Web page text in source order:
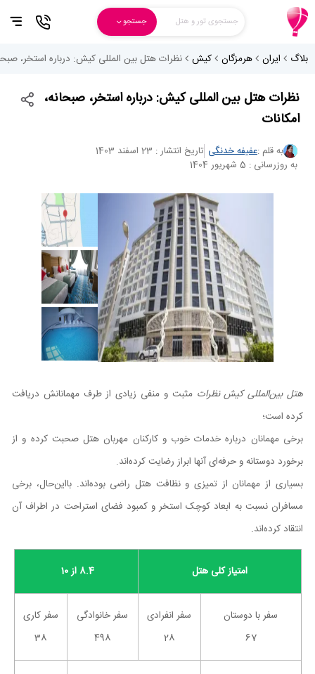
جستجوی تور و هتل جستجو
بلاگ ایران هرمزگان کیش نظرات هتل بین المللی کیش: درباره استخر،
نظرات هتل بین المللی کیش: درباره استخر، صبحانه،
امکانات
به قلم :عفیفه خدنگی تاریخ انتشار : 23 اسفند 1403
به روزرسانی : 5 شهریور 1404
هتل بین‌المللی کیش نظرات مثبت و منفی زیادی از طرف مهمانانش دریافت
کرده است؛
برخی مهمانان درباره خدمات خوب و کارکنان مهربان هتل صحبت کرده‌ و از
برخورد دوستانه و حرفه‌ای آنها ابراز رضایت کرده‌اند.
بسیاری از مهمانان از تمیزی و نظافت هتل راضی بوده‌اند. بااین‌حال، برخی
مسافران نسبت به ابعاد کوچک استخر و کمبود فضای استراحت در اطراف آن
انتقاد کرده‌اند.
امتیاز کلی هتل 8.4 از 10
سفر با دوستان
67
سفر انفرادی
28
سفر خانوادگی
498
سفر کاری
38